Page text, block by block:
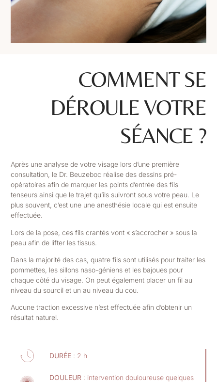
DURÉE : 2 h
DOULEUR : intervention douloureuse quelques
COMMENT SE
DÉROULE VOTRE
SÉANCE ?
Après une analyse de votre visage lors d’une première
consultation, le Dr. Beuzeboc réalise des dessins pré-
opératoires afin de marquer les points d’entrée des fils
tenseurs ainsi que le trajet qu’ils suivront sous votre peau. Le
plus souvent, c’est une une anesthésie locale qui est ensuite
effectuée.
Lors de la pose, ces fils crantés vont « s’accrocher » sous la
peau afin de lifter les tissus.
Dans la majorité des cas, quatre fils sont utilisés pour traiter les
pommettes, les sillons naso-géniens et les bajoues pour
chaque côté du visage. On peut également placer un fil au
niveau du sourcil et un au niveau du cou.
Aucune traction excessive n’est effectuée afin d’obtenir un
résultat naturel.